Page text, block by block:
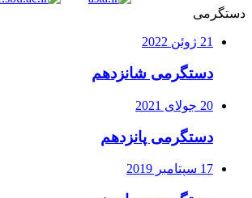
دستگرمی
21 ژوئن 2022
دستگرمی شانزدهم
20 جولای 2021
دستگرمی پانزدهم
17 سپتامبر 2019